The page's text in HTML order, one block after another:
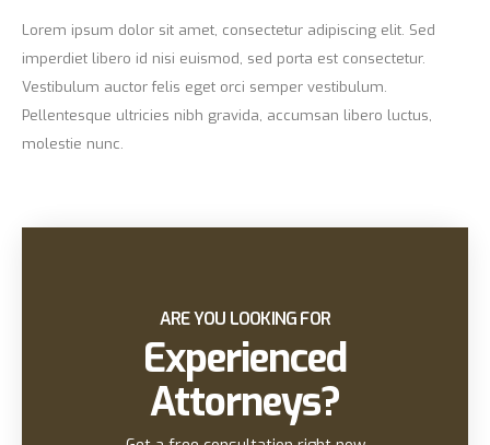
Lorem ipsum dolor sit amet, consectetur adipiscing elit. Sed
imperdiet libero id nisi euismod, sed porta est consectetur.
Vestibulum auctor felis eget orci semper vestibulum.
Pellentesque ultricies nibh gravida, accumsan libero luctus,
molestie nunc.
ARE YOU LOOKING FOR
Experienced
Attorneys?